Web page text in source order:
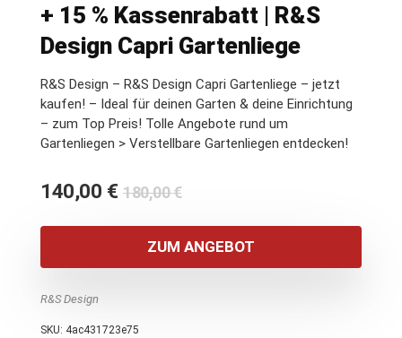
+ 15 % Kassenrabatt | R&S
Design Capri Gartenliege
R&S Design – R&S Design Capri Gartenliege – jetzt
kaufen! – Ideal für deinen Garten & deine Einrichtung
– zum Top Preis! Tolle Angebote rund um
Gartenliegen > Verstellbare Gartenliegen entdecken!
180,00€Ursprünglicher
war:
180,00 €
140,00 €
Aktueller
ist:
140,00 €.
ZUM ANGEBOT
R&S Design
SKU: 4ac431723e75